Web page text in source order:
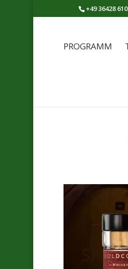
+49 36428
PROGRAMM